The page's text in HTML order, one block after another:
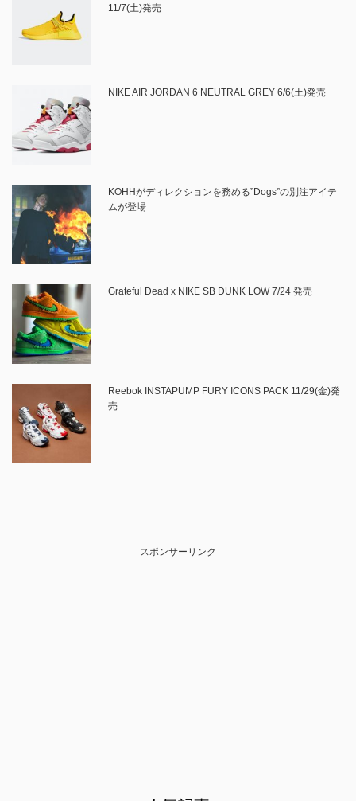
11/7(土)発売
NIKE AIR JORDAN 6 NEUTRAL GREY 6/6(土)発売
KOHHがディレクションを務める”Dogs”の別注アイテ
ムが登場
Grateful Dead x NIKE SB DUNK LOW 7/24 発売
Reebok INSTAPUMP FURY ICONS PACK 11/29(金)発
売
スポンサーリンク